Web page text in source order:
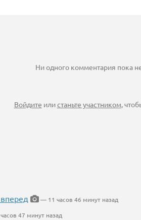
Ни одного комментария пока
Войдите илистаньте участником,
— 11 часов 46 минут назад
47 минут назад